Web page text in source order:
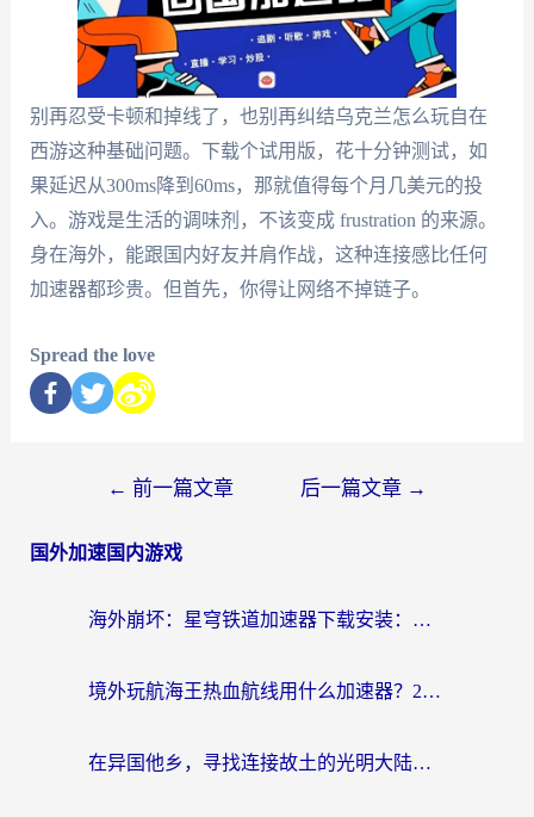
别再忍受卡顿和掉线了，也别再纠结乌克兰怎么玩自在
西游这种基础问题。下载个试用版，花十分钟测试，如
果延迟从300ms降到60ms，那就值得每个月几美元的投
入。游戏是生活的调味剂，不该变成 frustration 的来源。
身在海外，能跟国内好友并肩作战，这种连接感比任何
加速器都珍贵。但首先，你得让网络不掉链子。
Spread the love
← 前一篇文章 后一篇文章 →
国外加速国内游戏
海外崩坏：星穹铁道加速器下载安装：一份给游子的终极网络指南
境外玩航海王热血航线用什么加速器？2026海外玩家实测最优方案（附欧洲问道堡垒前线加速技巧）
在异国他乡，寻找连接故土的光明大陆免费加速器